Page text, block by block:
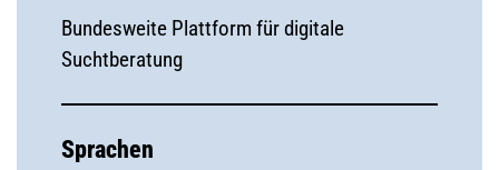
Bundesweite Plattform für digitale
Suchtberatung
Sprachen